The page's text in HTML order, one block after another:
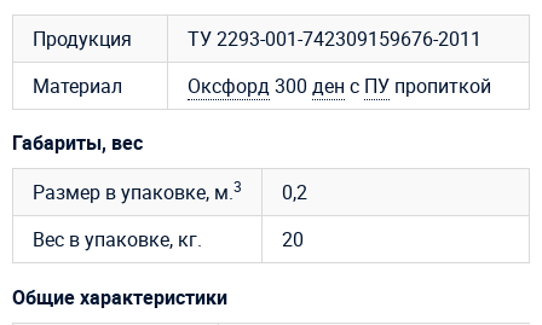
Продукция
ТУ 2293-001-742309159676-2011
Материал
Оксфорд300 ден с ПУ пропиткой
Габариты, вес
Размер в упаковке, м.3
0,2
Вес в упаковке, кг.
20
Общие характеристики